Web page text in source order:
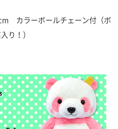
カラーボールチェーン付（ボ
り！）